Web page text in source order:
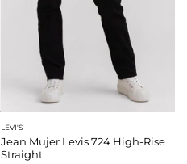
LEVI'S
Jean Mujer Levis 724 High-Rise
Straight